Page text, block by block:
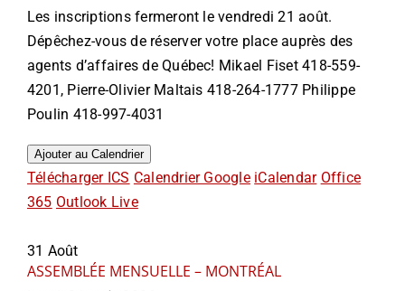
Les inscriptions fermeront le vendredi 21 août.
Dépêchez-vous de réserver votre place auprès des
agents d’affaires de Québec! Mikael Fiset 418-559-
4201, Pierre-Olivier Maltais 418-264-1777 Philippe
Poulin 418-997-4031
Ajouter au Calendrier
Télécharger ICS Calendrier Google iCalendar Office
365 Outlook Live
31 Août
ASSEMBLÉE MENSUELLE – MONTRÉAL